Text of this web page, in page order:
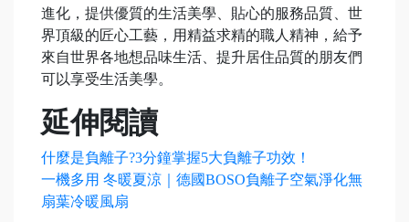
進化，提供優質的生活美學、貼心的服務品質、世
界頂級的匠心工藝，用精益求精的職人精神，給予
來自世界各地想品味生活、提升居住品質的朋友們
可以享受生活美學。
延伸閱讀
什麼是負離子?3分鐘掌握5大負離子功效！
一機多用 冬暖夏涼｜德國BOSO負離子空氣淨化無
扇葉冷暖風扇